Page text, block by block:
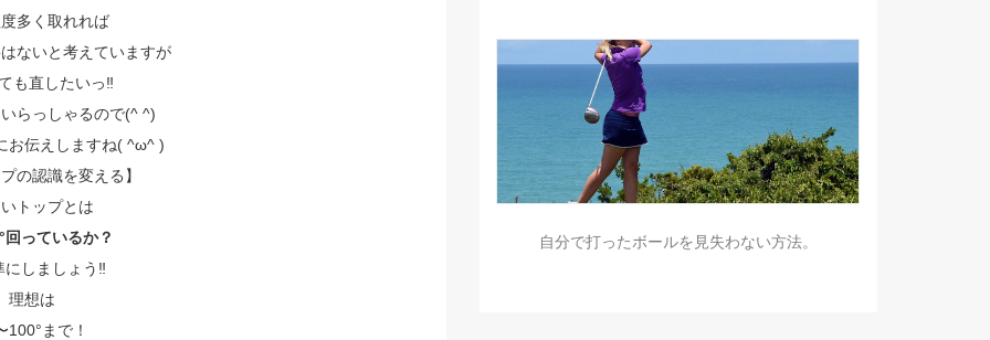
多く取れれば
ないと考えていますが
も直したいっ‼️
らっしゃるので(^ ^)
お伝えしますね( ^ω^ )
の認識を変える】
トップとは
回っているか？
にしましょう‼️
理想は
100°まで！
自分で打ったボールを見失わない方法。